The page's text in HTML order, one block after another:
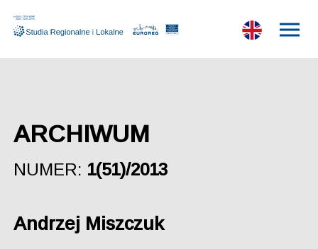
ARCHIWUM
NUMER: 1(51)/2013
Andrzej Miszczuk